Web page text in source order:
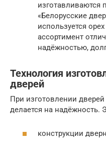
изготавливаются
«Белорусские
используется
ассортимент
надёжностью,
Технология
дверей
При изготовлении
делается на надёжность.
конструкции